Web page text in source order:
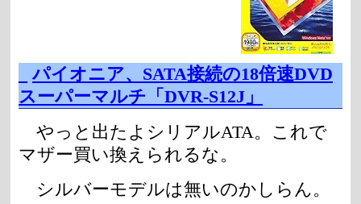
パイオニア、SATA接続の18倍速DVD
スーパーマルチ「DVR-S12J」
やっと出たよシリアルATA。これで
マザー買い換えられるな。
シルバーモデルは無いのかしらん。